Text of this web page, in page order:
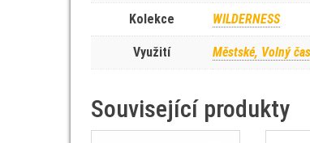
Kolekce WILDERNESS
Využití Městské, Volný čas
Související produkty